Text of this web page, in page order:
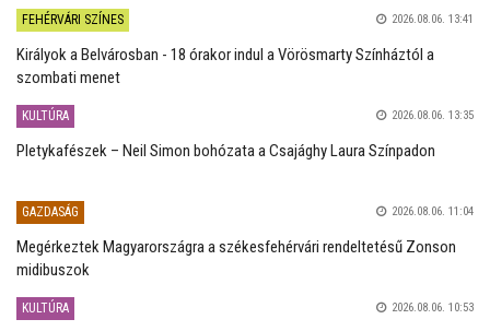
FEHÉRVÁRI SZÍNES 2026.08.06. 13:41
Királyok a Belvárosban - 18 órakor indul a Vörösmarty Színháztól a
szombati menet
KULTÚRA 2026.08.06. 13:35
Pletykafészek – Neil Simon bohózata a Csajághy Laura Színpadon
GAZDASÁG 2026.08.06. 11:04
Megérkeztek Magyarországra a székesfehérvári rendeltetésű Zonson
midibuszok
KULTÚRA 2026.08.06. 10:53